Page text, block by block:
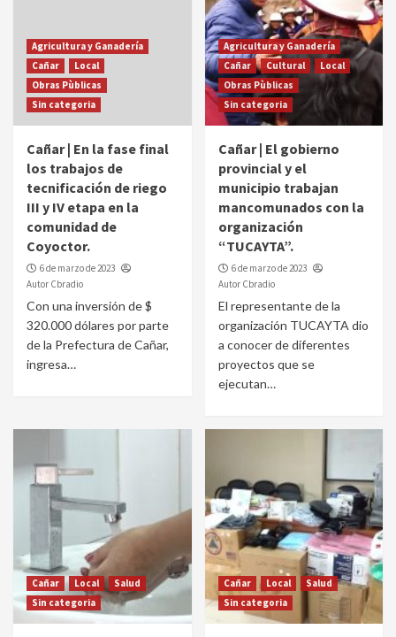
Agricultura y Ganadería
Cañar
Local
Obras Pùblicas
Sin categoria
Cañar | En la fase final
los trabajos de
tecnificación de riego
III y IV etapa en la
comunidad de
Coyoctor.
6 de marzo de 2023
Autor Cbradio
Con una inversión de $
320.000 dólares por parte
de la Prefectura de Cañar,
ingresa…
Agricultura y Ganadería
Cañar
Cultural
Local
Obras Pùblicas
Sin categoria
Cañar | El gobierno
provincial y el
municipio trabajan
mancomunados con la
organización
“TUCAYTA”.
6 de marzo de 2023
Autor Cbradio
El representante de la
organización TUCAYTA dio
a conocer de diferentes
proyectos que se
ejecutan…
Cañar Local
Salud
Sin categoria
Cañar Local
Salud
Sin categoria